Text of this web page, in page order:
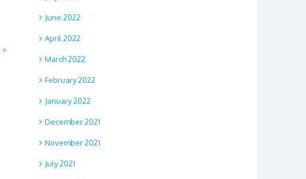
»
June 2022
April 2022
March 2022
February 2022
January 2022
December 2021
November 2021
July 2021